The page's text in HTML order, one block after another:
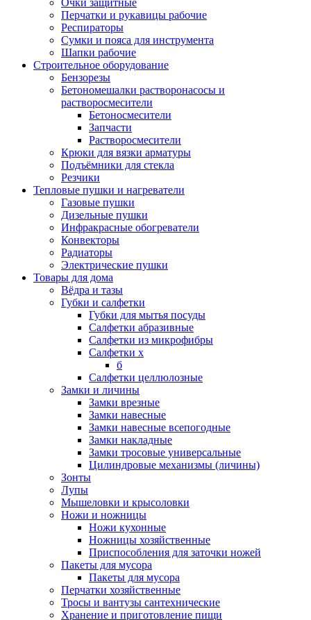
Очки защитные
Перчатки и рукавицы рабочие
Респираторы
Сумки и пояса для инструмента
Шапки рабочие
Строительное оборудование
Бензорезы
Бетономешалки растворонасосы и
растворосмесители
Бетоносмесители
Запчасти
Растворосмесители
Крюки для вязки арматуры
Подъёмники для стекла
Резчики
Тепловые пушки и нагреватели
Газовые пушки
Дизельные пушки
Инфракрасные обогреватели
Конвекторы
Радиаторы
Электрические пушки
Товары для дома
Вёдра и тазы
Губки и салфетки
Губки для мытья посуды
Салфетки абразивные
Салфетки из микрофибры
Салфетки х
б
Салфетки целлюлозные
Замки и личины
Замки врезные
Замки навесные
Замки навесные всепогодные
Замки накладные
Замки тросовые универсальные
Цилиндровые механизмы (личины)
Зонты
Лупы
Мышеловки и крысоловки
Ножи и ножницы
Ножи кухонные
Ножницы хозяйственные
Приспособления для заточки ножей
Пакеты для мусора
Пакеты для мусора
Перчатки хозяйственные
Тросы и вантузы сантехнические
Хранение и приготовление пищи